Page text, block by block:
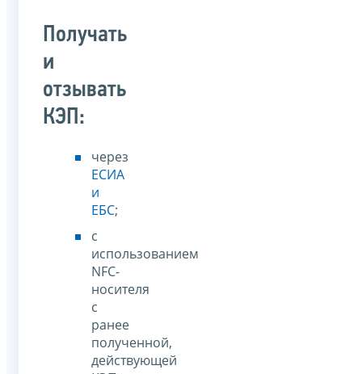
Получать
и
отзывать
КЭП:
через
ЕСИА
и
ЕБС;
с
использованием
NFC-
носителя
с
ранее
полученной,
действующей